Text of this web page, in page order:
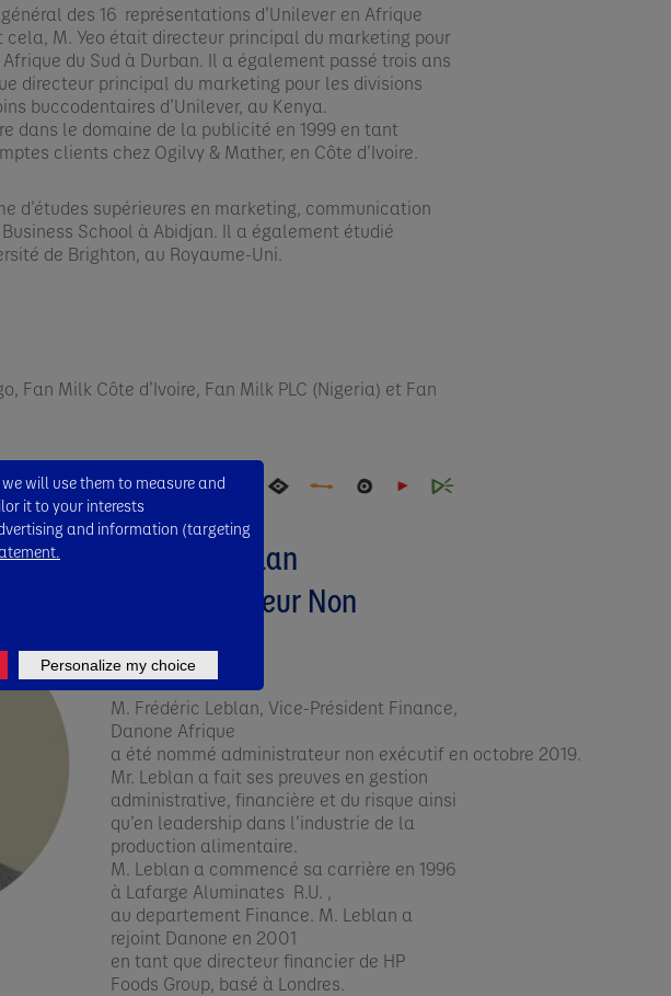
des 16 représentations d’Unilever en Afrique
cela, M. Yeo était directeur principal du marketing pour
du Sud à Durban. Il a également passé trois ans
directeur principal du marketing pour les divisions
buccodentaires d’Unilever, au Kenya.​
dans le domaine de la publicité en 1999 en tant
clients chez Ogilvy & Mather, en Côte d’Ivoire.​
d’études supérieures en marketing, communication
School à Abidjan. Il a également étudié
de Brighton, au Royaume-Uni.​
Fan Milk Côte d’Ivoire, Fan Milk PLC (Nigeria) et Fan
Frederic Leblan
(Administrateur Non
Exécutif)
M. Frédéric Leblan, Vice-Président Finance,
Danone Afrique
a été nommé administrateur non exécutif en octobre 2019.
Mr. Leblan a fait ses preuves en gestion
administrative, financière et du risque ainsi
qu’en leadership dans l’industrie de la
production alimentaire.​
M. Leblan a commencé sa carrière en 1996
à Lafarge Aluminates R.U. ,
au departement Finance. M. Leblan a
rejoint Danone en 2001
en tant que directeur financier de HP
Foods Group, basé à Londres.
will use them to measure and
it to your interests
and information (targeting
Personalize my choice